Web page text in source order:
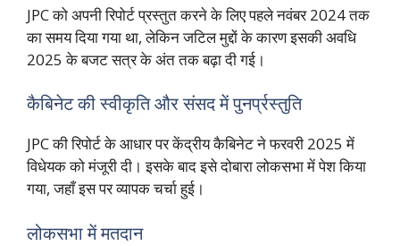
JPC को अपनी रिपोर्ट प्रस्तुत करने के लिए पहले नवंबर 2024 तक
का समय दिया गया था, लेकिन जटिल मुद्दों के कारण इसकी अवधि
2025 के बजट सत्र के अंत तक बढ़ा दी गई।
कैबिनेट की स्वीकृति और संसद में पुनर्प्रस्तुति
JPC की रिपोर्ट के आधार पर केंद्रीय कैबिनेट ने फरवरी 2025 में
विधेयक को मंजूरी दी। इसके बाद इसे दोबारा लोकसभा में पेश किया
गया, जहाँ इस पर व्यापक चर्चा हुई।
लोकसभा में मतदान